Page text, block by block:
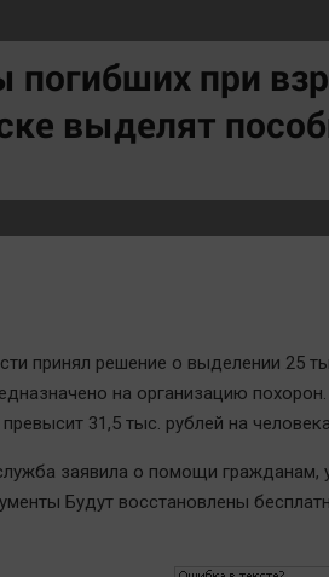
космический
Вкусное
Гороскоп
ЖКХ
Интервью
погибших при
выделят
принял решение о выделении 25
на организацию
31,5 тыс. рублей на
заявила о помощи гражданам,
Будут восстановлены